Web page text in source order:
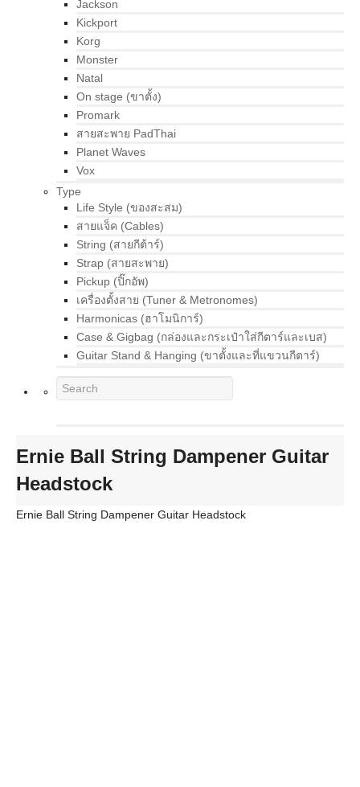
Jackson
Kickport
Korg
Monster
Natal
On stage (ขาตั้ง)
Promark
สายสะพาย PadThai
Planet Waves
Vox
Type
Life Style (ของสะสม)
สายแจ็ค (Cables)
String (สายกีต้าร์)
Strap (สายสะพาย)
Pickup (ปิ๊กอัพ)
เครื่องตั้งสาย (Tuner & Metronomes)
Harmonicas (ฮาโมนิการ์)
Case & Gigbag (กล่องและกระเป๋าใส่กีตาร์และเบส)
Guitar Stand & Hanging (ขาตั้งและที่แขวนกีตาร์)
Ernie Ball String Dampener Guitar
Headstock
Ernie Ball String Dampener Guitar Headstock